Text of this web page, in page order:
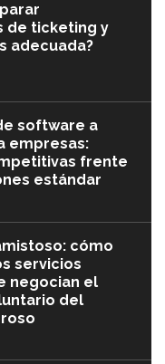
de ticketing y
adecuada?
software a
empresas:
frente
estándar
cómo
servicios
negocian el
del